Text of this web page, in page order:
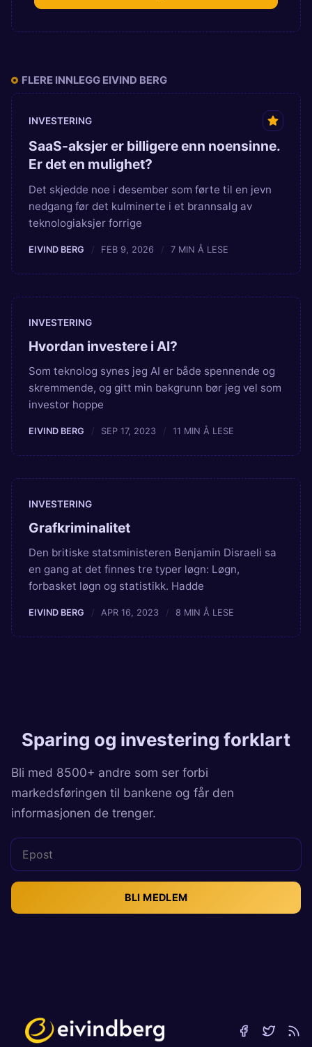
FLERE INNLEGG EIVIND BERG
INVESTERING
SaaS-aksjer er billigere enn noensinne.
Er det en mulighet?
Det skjedde noe i desember som førte til en jevn
nedgang før det kulminerte i et brannsalg av
teknologiaksjer forrige
EIVIND BERG FEB 9, 2026 7 MIN Å LESE
INVESTERING
Hvordan investere i AI?
Som teknolog synes jeg AI er både spennende og
skremmende, og gitt min bakgrunn bør jeg vel som
investor hoppe
EIVIND BERG SEP 17, 2023 11 MIN Å LESE
INVESTERING
Grafkriminalitet
Den britiske statsministeren Benjamin Disraeli sa
en gang at det finnes tre typer løgn: Løgn,
forbasket løgn og statistikk. Hadde
EIVIND BERG APR 16, 2023 8 MIN Å LESE
Sparing og investering forklart
Bli med 8500+ andre som ser forbi
markedsføringen til bankene og får den
informasjonen de trenger.
BLI MEDLEM